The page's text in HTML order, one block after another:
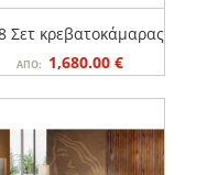
Σετ κρεβατοκάμαρας
ΑΠΌ:
Original
1,680.00€Η
είναι:
1,680.00 €.